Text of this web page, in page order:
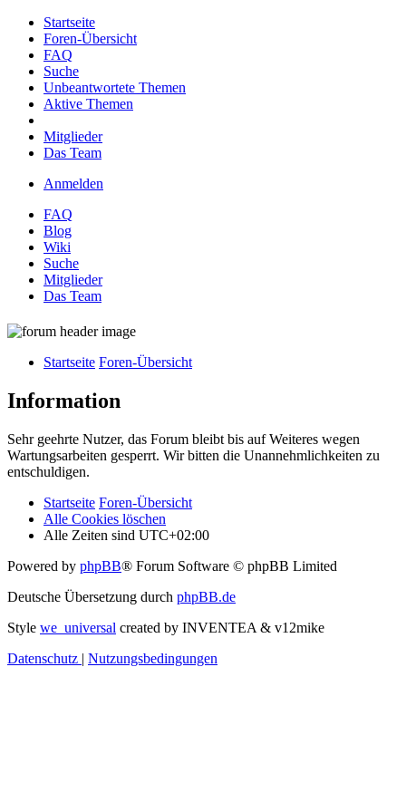
Startseite
Foren-Übersicht
FAQ
Suche
Unbeantwortete Themen
Aktive Themen
Mitglieder
Das Team
Anmelden
FAQ
Blog
Wiki
Suche
Mitglieder
Das Team
Startseite Foren-Übersicht
Information
Sehr geehrte Nutzer, das Forum bleibt bis auf Weiteres wegen
Wartungsarbeiten gesperrt. Wir bitten die Unannehmlichkeiten zu
entschuldigen.
Startseite Foren-Übersicht
Alle Cookies löschen
Alle Zeiten sind UTC+02:00
Powered by phpBB® Forum Software © phpBB Limited
Deutsche Übersetzung durch phpBB.de
Style we_universal created by INVENTEA & v12mike
Datenschutz | Nutzungsbedingungen